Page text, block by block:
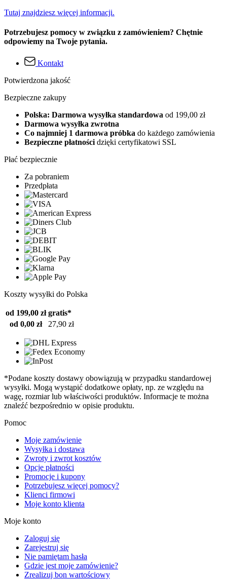
Tutaj znajdziesz więcej informacji.
Potrzebujesz pomocy w związku z zamówieniem? Chętnie
odpowiemy na Twoje pytania.
Kontakt
Potwierdzona jakość
Bezpieczne zakupy
Polska: Darmowa wysyłka standardowa od 199,00 zł
Darmowa wysyłka zwrotna
Co najmniej 1 darmowa próbka do każdego zamówienia
Bezpieczne płatności dzięki certyfikatowi SSL
Płać bezpiecznie
Za pobraniem
Przedpłata
Koszty wysyłki do Polska
od 199,00 zł gratis*
od 0,00 zł
27,90 zł
*Podane koszty dostawy obowiązują w przypadku standardowej
wysyłki. Mogą wystąpić dodatkowe opłaty, np. ze względu na
wagę, rozmiar lub właściwości produktów. Informacje te można
znaleźć bezpośrednio w opisie produktu.
Pomoc
Moje zamówienie
Wysyłka i dostawa
Zwroty i zwrot kosztów
Opcje płatności
Promocje i kupony
Potrzebujesz więcej pomocy?
Klienci firmowi
Moje konto klienta
Moje konto
Zaloguj się
Zarejestruj się
Nie pamiętam hasła
Gdzie jest moje zamówienie?
Zrealizuj bon wartościowy